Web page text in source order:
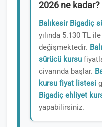
2026 ne kadar?
Balıkesir Bigadiç
yılında 5.130 TL
değişmektedir.
sürücü kursu
civarında başlar.
kursu fiyat listesi
Bigadiç ehliyet
yapabilirsiniz.